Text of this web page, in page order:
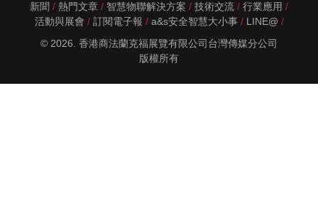
新聞 熱門文章 智慧物聯解決方案 技術交流
行業應用
活動與展會
訂閱電子報 a&s安全智慧大小事
LINE@
© 2026. 香港商法蘭克福展覽有限公司台灣傳媒分公司
版權所有